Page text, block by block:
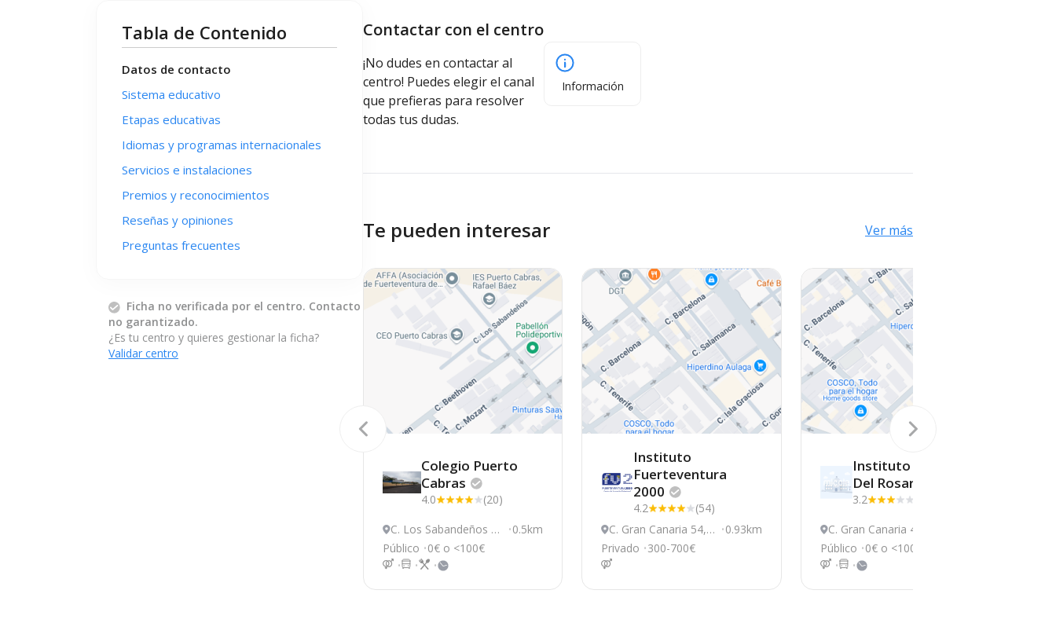
Tabla de Contenido
Datos de contacto
Sistema educativo
Etapas educativas
Idiomas y programas internacionales
Servicios e instalaciones
Premios y reconocimientos
Reseñas y opiniones
Preguntas frecuentes
Ficha no verificada por el centro. Contacto
no garantizado.
¿Es tu centro y quieres gestionar la ficha?
Validar centro
Contactar con el centro
¡No dudes en contactar al
centro! Puedes elegir el canal
que prefieras para resolver
todas tus dudas.
Información
Te pueden interesar Ver más
Colegio Puerto
Cabras
4.0
(20)
C. Los Sabandeños 12
4, San Bartolomé
0.5km
Público
0€ o <100€
Instituto
Fuerteventura
2000
4.2
(54)
C. Gran Canaria 54, S
an Bartolomé
0.93km
Privado
300-700€
Instituto Puerto
Del Rosario
3.2
C. Gran Canaria 45, S
an Bartolomé
Público
0€ o <100€